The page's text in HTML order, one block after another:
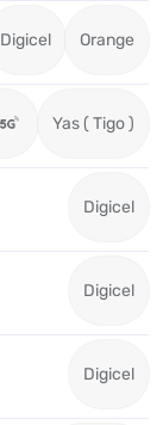
Digicel Orange
Yas ( Tigo )
Digicel
Digicel
Digicel